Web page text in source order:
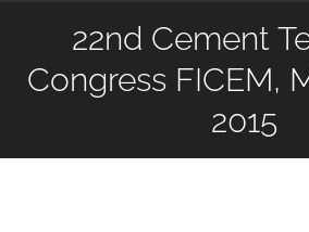
22nd Cement
Congress FICEM,
2015